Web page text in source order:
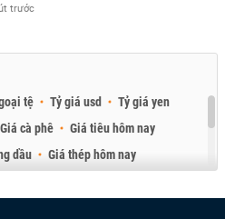
trước
tệ Tỷ giá usd
Tỷ giá yen
Giá cà phê
Giá tiêu hôm nay
dầu
Giá thép hôm nay